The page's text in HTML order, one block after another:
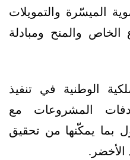
الميسّرة والتمويلات
الخاص والمنح ومبادلة
الوطنية في تنفيذ
المشروعات مع
بما يمكّنها من تحقيق
الأخضر.